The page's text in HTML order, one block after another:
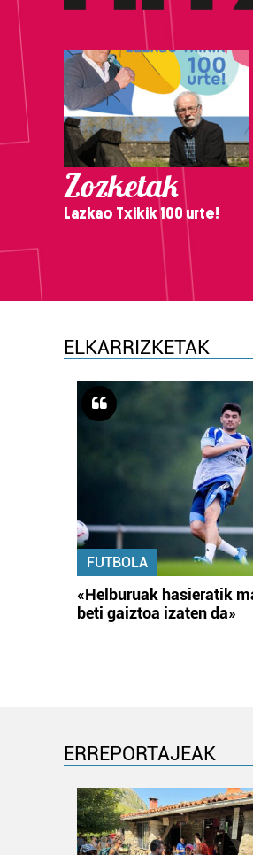
Zozketak
Lazkao Txikik 100 urte!
ELKARRIZKETAK
FUTBOLA
«Helburuak hasieratik
beti gaiztoa izaten da»
ERREPORTAJEAK